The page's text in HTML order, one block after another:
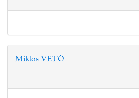
Miklos VETÖ